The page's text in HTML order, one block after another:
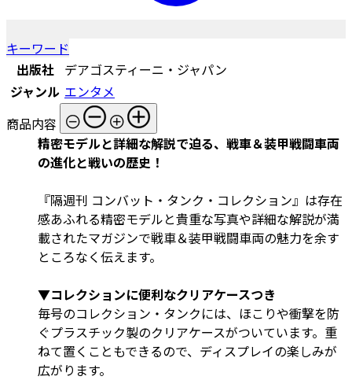
キーワード
出版社
デアゴスティーニ・ジャパン
ジャンル エンタメ
商品内容
精密モデルと詳細な解説で迫る、戦車＆装甲戦闘車両
の進化と戦いの歴史！
『隔週刊 コンバット・タンク・コレクション』は存在
感あふれる精密モデルと貴重な写真や詳細な解説が満
載されたマガジンで戦車＆装甲戦闘車両の魅力を余す
ところなく伝えます。
▼コレクションに便利なクリアケースつき
毎号のコレクション・タンクには、ほこりや衝撃を防
ぐプラスチック製のクリアケースがついています。重
ねて置くこともできるので、ディスプレイの楽しみが
広がります。